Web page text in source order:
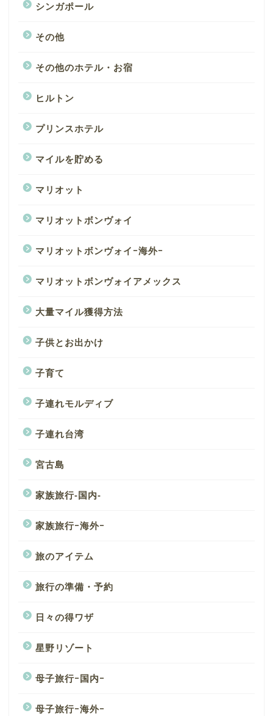
シンガポール
その他
その他のホテル・お宿
ヒルトン
プリンスホテル
マイルを貯める
マリオット
マリオットボンヴォイ
マリオットボンヴォイｰ海外ｰ
マリオットボンヴォイアメックス
大量マイル獲得方法
子供とお出かけ
子育て
子連れモルディブ
子連れ台湾
宮古島
家族旅行-国内-
家族旅行ｰ海外ｰ
旅のアイテム
旅行の準備・予約
日々の得ワザ
星野リゾート
母子旅行ｰ国内ｰ
母子旅行ｰ海外ｰ